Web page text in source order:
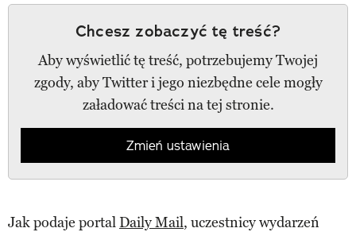
Chcesz zobaczyć tę treść?
Aby wyświetlić tę treść, potrzebujemy Twojej
zgody, aby Twitter i jego niezbędne cele mogły
załadować treści na tej stronie.
Zmień ustawienia
Jak podaje portalDaily Mail, uczestnicy wydarzeń